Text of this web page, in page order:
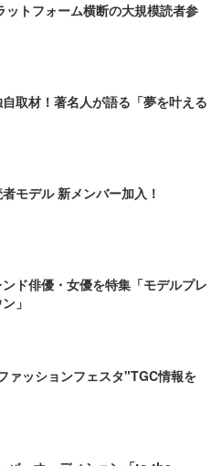
ットフォーム横断の大規模読者参
取材！著名人が語る「夢を叶える
モデル 新メンバー加入！
ド俳優・女優を特集「モデルプレ
」
ァッションフェスタ"TGC情報を